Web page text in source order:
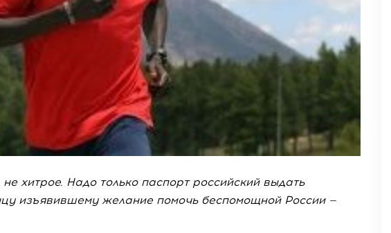
хитрое. Надо только паспорт российский выдать
изъявившему желание помочь беспомощной России —